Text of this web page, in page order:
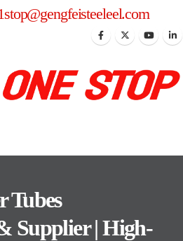
Tubes
Supplier | High-